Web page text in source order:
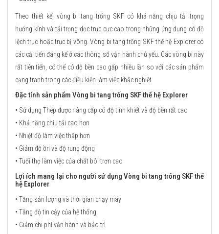
Theo thiết kế, vòng bi tang trống SKF có khả năng chịu tải trọng
hướng kính và tải trọng dọc trục cực cao trong những ứng dụng có độ
lệch trục hoặc trục bị võng. Vòng bi tang trống SKF thế hệ Explorer có
các cải tiến đáng kể ở các thông số vận hành chủ yếu. Các vòng bi này
rất tiên tiến, có thể có độ bền cao gấp nhiều lần so với các sản phẩm
cạng tranh trong các điều kiện làm việc khắc nghiệt.
Đặc tính sản phẩm Vòng bi tang trống SKF thế hệ Explorer
• Sử dụng Thép được nâng cấp có độ tinh khiết và độ bền rất cao
• Khả năng chịu tải cao hơn
• Nhiệt độ làm việc thấp hơn
• Giảm độ ồn và độ rung động
• Tuổi thọ làm việc của chất bôi trơn cao
Lợi ích mang lại cho người sử dụng Vòng bi tang trống SKF thế
hệ Explorer
• Tăng sản lượng và thời gian chạy máy
• Tăng độ tin cậy của hệ thống
• Giảm chi phí vận hành và bảo trì